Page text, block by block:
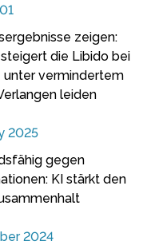
zeigen:
die Libido bei
unter vermindertem
leiden
2025
gegen
KI stärkt den
2024